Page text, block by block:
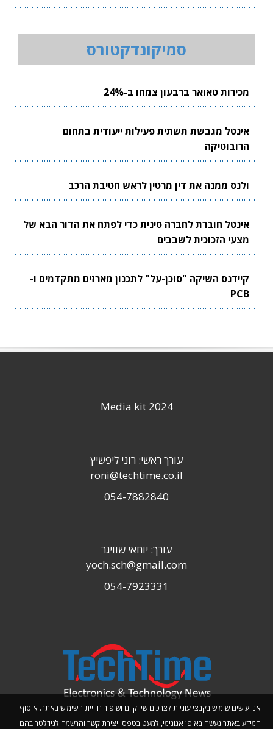
סמיקונדקטורס
מכירות טאואר ברבעון צמחו ב-24%
אינטל מגבשת תשתית פעילות ייעודית בתחום
הרובוטיקה
ולנס ממנה את דין מרטין לראש חטיבת הרכב
אינטל חוברת לחברה סינית כדי לפתח את הדור הבא של
מצעי הזכוכית לשבבים
קיידנס השיקה "סוכן-על" לתכנון מארזים מתקדמים ו-
PCB
אנו עושים שימוש בקבצי עוגיות לצרכים שיווקיים ושיפור חוויית השימוש באתר. איסוף
המידע באתר נעשה באופן אנונימי, למעט בטפסי יצירת קשר והרשמה לניוזלטר בהם
Media kit 2024
עורך ראשי: רוני ליפשיץ
roni@techtime.co.il
054-7882840
עורך: יוחאי שוויגר
yoch.sch@gmail.com
054-7923331